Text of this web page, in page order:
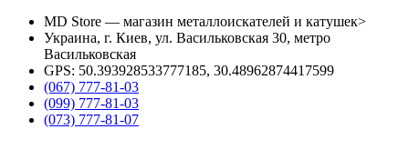
MD Store — магазин металлоискателей и катушек>
Украина, г. Киев, ул. Васильковская 30, метро
Васильковская
GPS: 50.393928533777185, 30.48962874417599
(067) 777-81-03
(099) 777-81-03
(073) 777-81-07